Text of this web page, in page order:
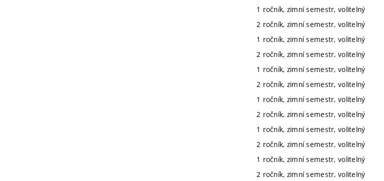
1 ročník, zimní semestr, volitelný
2 ročník, zimní semestr, volitelný
1 ročník, zimní semestr, volitelný
2 ročník, zimní semestr, volitelný
1 ročník, zimní semestr, volitelný
2 ročník, zimní semestr, volitelný
1 ročník, zimní semestr, volitelný
2 ročník, zimní semestr, volitelný
1 ročník, zimní semestr, volitelný
2 ročník, zimní semestr, volitelný
1 ročník, zimní semestr, volitelný
2 ročník, zimní semestr, volitelný